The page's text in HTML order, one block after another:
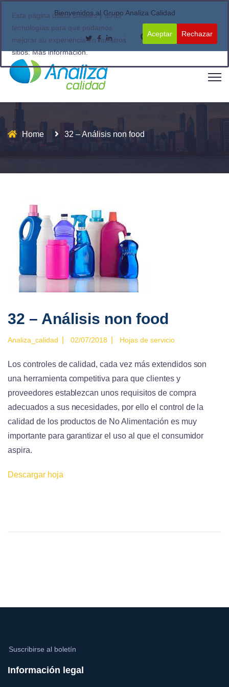
Bienvenidos al Grupo Analiza Calidad
Home 32 – Análisis non food
32 – Análisis non food
Analiza_calidad 02/07/2018 Hojas de servicio
Los controles de calidad, cada vez más extendidos son
una herramienta competitiva para que clientes y
proveedores establezcan unos requisitos de compra
adecuados a sus necesidades, por ello el control de la
calidad de los productos de No Alimentación es muy
importante para garantizar el uso al que el consumidor
aspira.
Descargar hoja
Suscribirse al boletín
Información legal
Esta página utiliza cookies y otras
tecnologías para que podamos
mejorar su experiencia en nuestros
sitios:Más información.
Aceptar Rechazar